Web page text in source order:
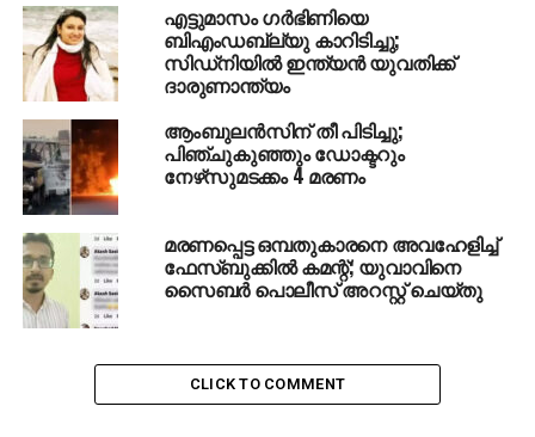
എട്ടുമാസം ഗര്‍ഭിണിയെ
ബിഎംഡബ്ല്യു കാറിടിച്ചു;
സിഡ്‌നിയില്‍ ഇന്ത്യന്‍ യുവതിക്ക്
ദാരുണാന്ത്യം
ആംബുലന്‍സിന് തീ പിടിച്ചു;
പിഞ്ചുകുഞ്ഞും ഡോക്ടറും
നേഴ്‌സുമടക്കം 4 മരണം
മരണപ്പെട്ട ഒമ്പതുകാരനെ അവഹേളിച്ച്
ഫേസ്ബുക്കില്‍ കമന്റ്; യുവാവിനെ
സൈബര്‍ പൊലീസ് അറസ്റ്റ് ചെയ്തു
CLICK TO COMMENT